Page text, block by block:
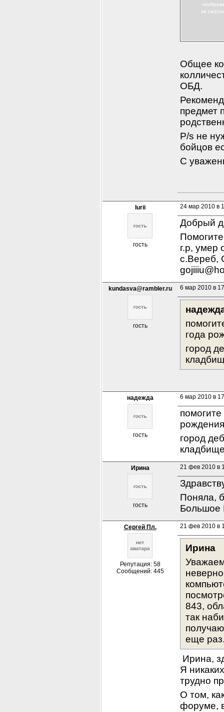
Общее
ОБД.
предмет
P/s не
бойцов
С
Iurii
гость
24 мар 2010 в
Добрый
г.р, умер
с.Вереб,
kundasva@rambler.ru
гость
6 мар 2010 в
года
город
надежда
гость
6 мар 2010 в
город
Ирина
гость
21 фев 2010 в
Поняла,
Большое
Сергей Пл.
Репутация: 58
Сообщений: 445
21 фев 2010 в
Ирина
843,
так
еще
Ирина,
Я
трудно
О том,
форуме,